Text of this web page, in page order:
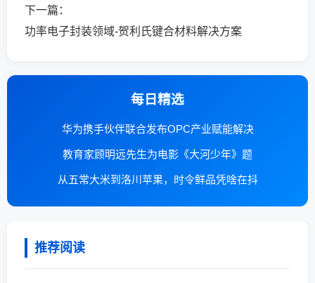
下一篇：
功率电子封装领域-贺利氏键合材料解决方案
每日精选
华为携手伙伴联合发布OPC产业赋能解决
教育家顾明远先生为电影《大河少年》题
从五常大米到洛川苹果，时令鲜品凭啥在抖
推荐阅读